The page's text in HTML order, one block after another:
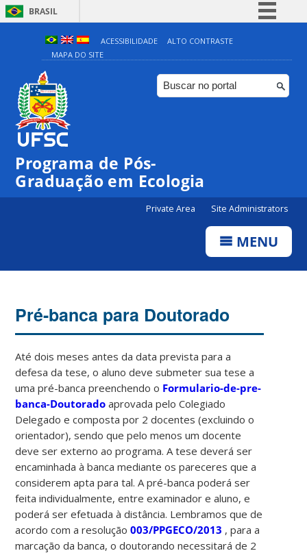
BRASIL
Simplifique!
Comunica BR
Participe
ACESSIBILIDADE
ALTO CONTRASTE
MAPA DO SITE
Programa de Pós-
Graduação em Ecologia
Private Area Site Administrators
MENU
Pré-banca para Doutorado
Até dois meses antes da data prevista para a
defesa da tese, o aluno deve submeter sua tese a
uma pré-banca preenchendo o Formulario-de-pre-
banca-Doutorado aprovada pelo Colegiado
Delegado e composta por 2 docentes (excluindo o
orientador), sendo que pelo menos um docente
deve ser externo ao programa. A tese deverá ser
encaminhada à banca mediante os pareceres que a
considerem apta para tal. A pré-banca poderá ser
feita individualmente, entre examinador e aluno, e
poderá ser efetuada à distância. Lembramos que de
acordo com a resolução003/PPGECO/2013 , para a
marcação da banca, o doutorando necessitará de 2